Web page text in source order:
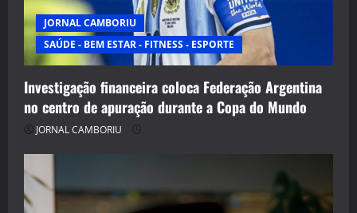
JORNAL CAMBORIU
SAÚDE - BEM ESTAR - FITNESS - ESPORTE
Investigação financeira coloca Federação Argentina
no centro de apuração durante a Copa do Mundo
JORNAL CAMBORIU